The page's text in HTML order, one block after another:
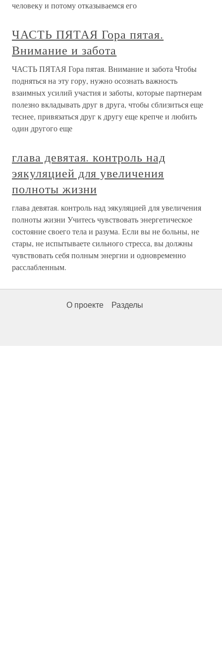
человеку и потому отказываемся его
ЧАСТЬ ПЯТАЯ Гора пятая.
Внимание и забота
ЧАСТЬ ПЯТАЯ Гора пятая. Внимание и забота Чтобы
подняться на эту гору, нужно осознать важность
взаимных усилий участия и заботы, которые партнерам
полезно вкладывать друг в друга, чтобы сблизиться еще
теснее, привязаться друг к другу еще крепче и любить
один другого еще
глава девятая. контроль над
эякуляцией для увеличения
полноты жизни
глава девятая. контроль над эякуляцией для увеличения
полноты жизни Учитесь чувствовать энергетическое
состояние своего тела и разума. Если вы не больны, не
стары, не испытываете сильного стресса, вы должны
чувствовать себя полным энергии и одновременно
расслабленным.
О проекте Разделы